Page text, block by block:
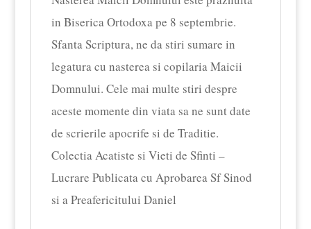
in Biserica Ortodoxa pe 8 septembrie.
Sfanta Scriptura, ne da stiri sumare in
legatura cu nasterea si copilaria Maicii
Domnului. Cele mai multe stiri despre
aceste momente din viata sa ne sunt date
de scrierile apocrife si de Traditie.
Colectia Acatiste si Vieti de Sfinti –
Lucrare Publicata cu Aprobarea Sf Sinod
si a Preafericitului Daniel